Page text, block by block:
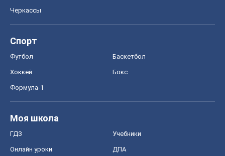
Черкассы
Спорт
Футбол Баскетбол
Хоккей Бокс
Формула-1
Моя школа
ГДЗ Учебники
Онлайн уроки ДПА